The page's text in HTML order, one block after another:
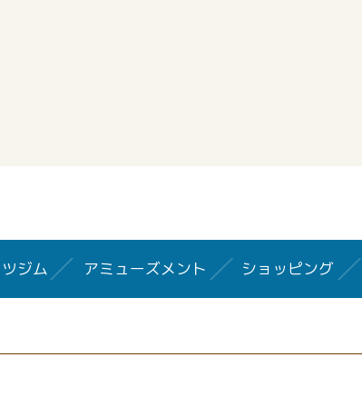
ジム アミューズメント ショッピング